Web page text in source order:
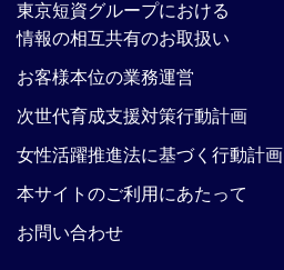
東京短資グループにおける
情報の相互共有のお取扱い
お客様本位の業務運営
次世代育成支援対策行動計画
女性活躍推進法に基づく行動計画
本サイトのご利用にあたって
お問い合わせ